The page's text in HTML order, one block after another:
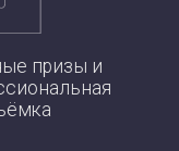
призы и